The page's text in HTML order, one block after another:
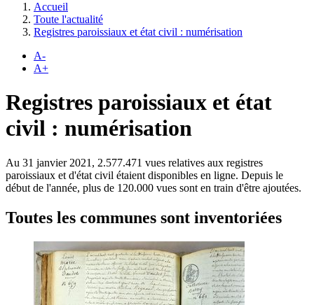
Accueil
Toute l'actualité
Registres paroissiaux et état civil : numérisation
A-
A+
Registres paroissiaux et état
civil : numérisation
Au 31 janvier 2021, 2.577.471 vues relatives aux registres
paroissiaux et d'état civil étaient disponibles en ligne. Depuis le
début de l'année, plus de 120.000 vues sont en train d'être ajoutées.
Toutes les communes sont inventoriées